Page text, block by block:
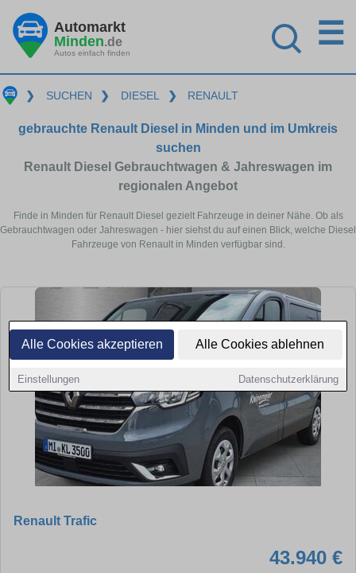
Alle Cookies akzeptieren Alle Cookies ablehnen
Einstellungen Datenschutzerklärung
Automarkt
Minden.de
Autos einfach finden
☰
❯ SUCHEN ❯ DIESEL ❯ RENAULT
gebrauchte Renault Diesel in Minden und im Umkreis
suchen
Renault Diesel Gebrauchtwagen & Jahreswagen im
regionalen Angebot
Finde in Minden für Renault Diesel gezielt Fahrzeuge in deiner Nähe. Ob als
Gebrauchtwagen oder Jahreswagen - hier siehst du auf einen Blick, welche Diesel
Fahrzeuge von Renault in Minden verfügbar sind.
Renault Trafic
43.940 €